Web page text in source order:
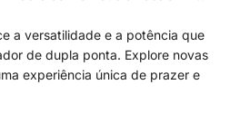
a versatilidade e a potência que
de dupla ponta. Explore novas
experiência única de prazer e